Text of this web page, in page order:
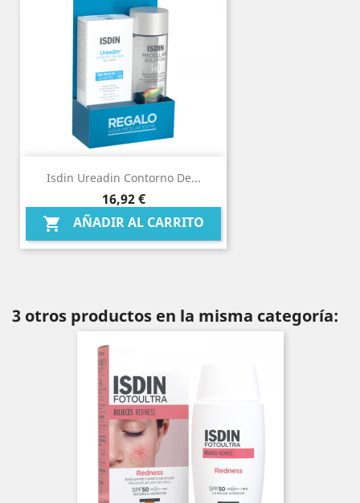
Isdin Ureadin Contorno De...
Precio
16,92 €
 AÑADIR AL CARRITO
3 otros productos en la misma categoría: